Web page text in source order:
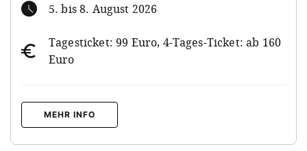
5. bis 8. August 2026
Tagesticket: 99 Euro, 4-Tages-Ticket: ab 160
Euro
MEHR INFO